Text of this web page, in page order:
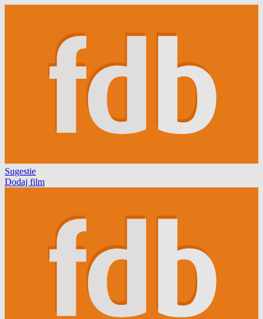
Sugestie
Dodaj film